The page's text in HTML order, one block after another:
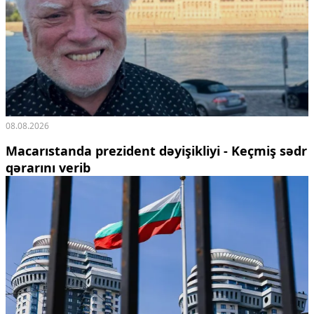
08.08.2026
Macarıstanda prezident dəyişikliyi - Keçmiş sədr
qərarını verib